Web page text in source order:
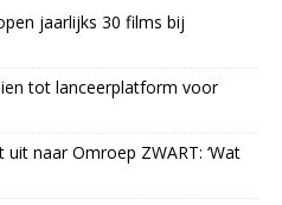
jaarlijks 30 films bij
tot lanceerplatform voor
naar Omroep ZWART: ‘Wat